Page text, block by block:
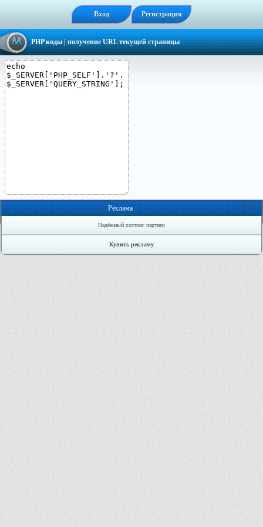
Вход Регистрация
PHP коды| получение URL текущей страницы
Онлайн: 0
Реклама
Надёжный хостинг партнер
Купить рекламу